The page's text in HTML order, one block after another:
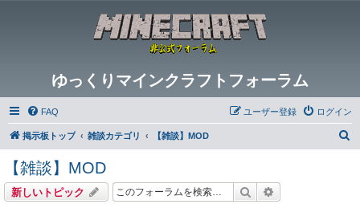
ゆっくりマインクラフトフォーラム
FAQ ログイン
ユーザー登録
掲示板トップ 雑談カテゴリ 【雑談】MOD
【雑談】MOD
新しいトピック 検索